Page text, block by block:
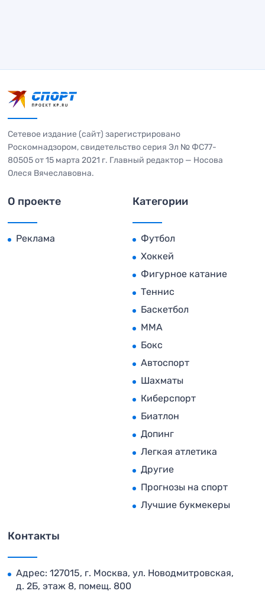
Сетевое издание (сайт) зарегистрировано
Роскомнадзором, свидетельство серия Эл № ФС77-
80505 от 15 марта 2021 г. Главный редактор — Носова
Олеся Вячеславовна.
О проекте
Реклама
Категории
Футбол
Хоккей
Фигурное катание
Теннис
Баскетбол
MMA
Бокс
Автоспорт
Шахматы
Киберспорт
Биатлон
Допинг
Легкая атлетика
Другие
Прогнозы на спорт
Лучшие букмекеры
Контакты
Адрес: 127015, г. Москва, ул. Новодмитровская,
д. 2Б, этаж 8, помещ. 800